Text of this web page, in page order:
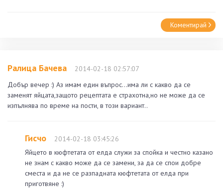
Коментирай
Ралица Бачева
2014-02-18 02:57:07
Добър вечер :) Аз имам един въпрос...има ли с какво да се
заменят яйцата,защото рецептата е страхотна,но не може да се
изпълнява по време на пости, в този вариант..
Гисчо
2014-02-18 03:45:26
Яйцето в кюфтетата от елда служи за спойка и честно казано
не знам с какво може да се замени, за да се спои добре
сместа и да не се разпадната кюфтетата от елда при
приготвяне :)